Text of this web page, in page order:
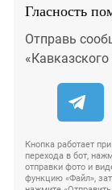
Гласность
Отправь
Кнопка работает
перехода в бот,
отправки фото и
функцию «Файл»,